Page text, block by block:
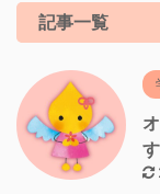
記事一覧